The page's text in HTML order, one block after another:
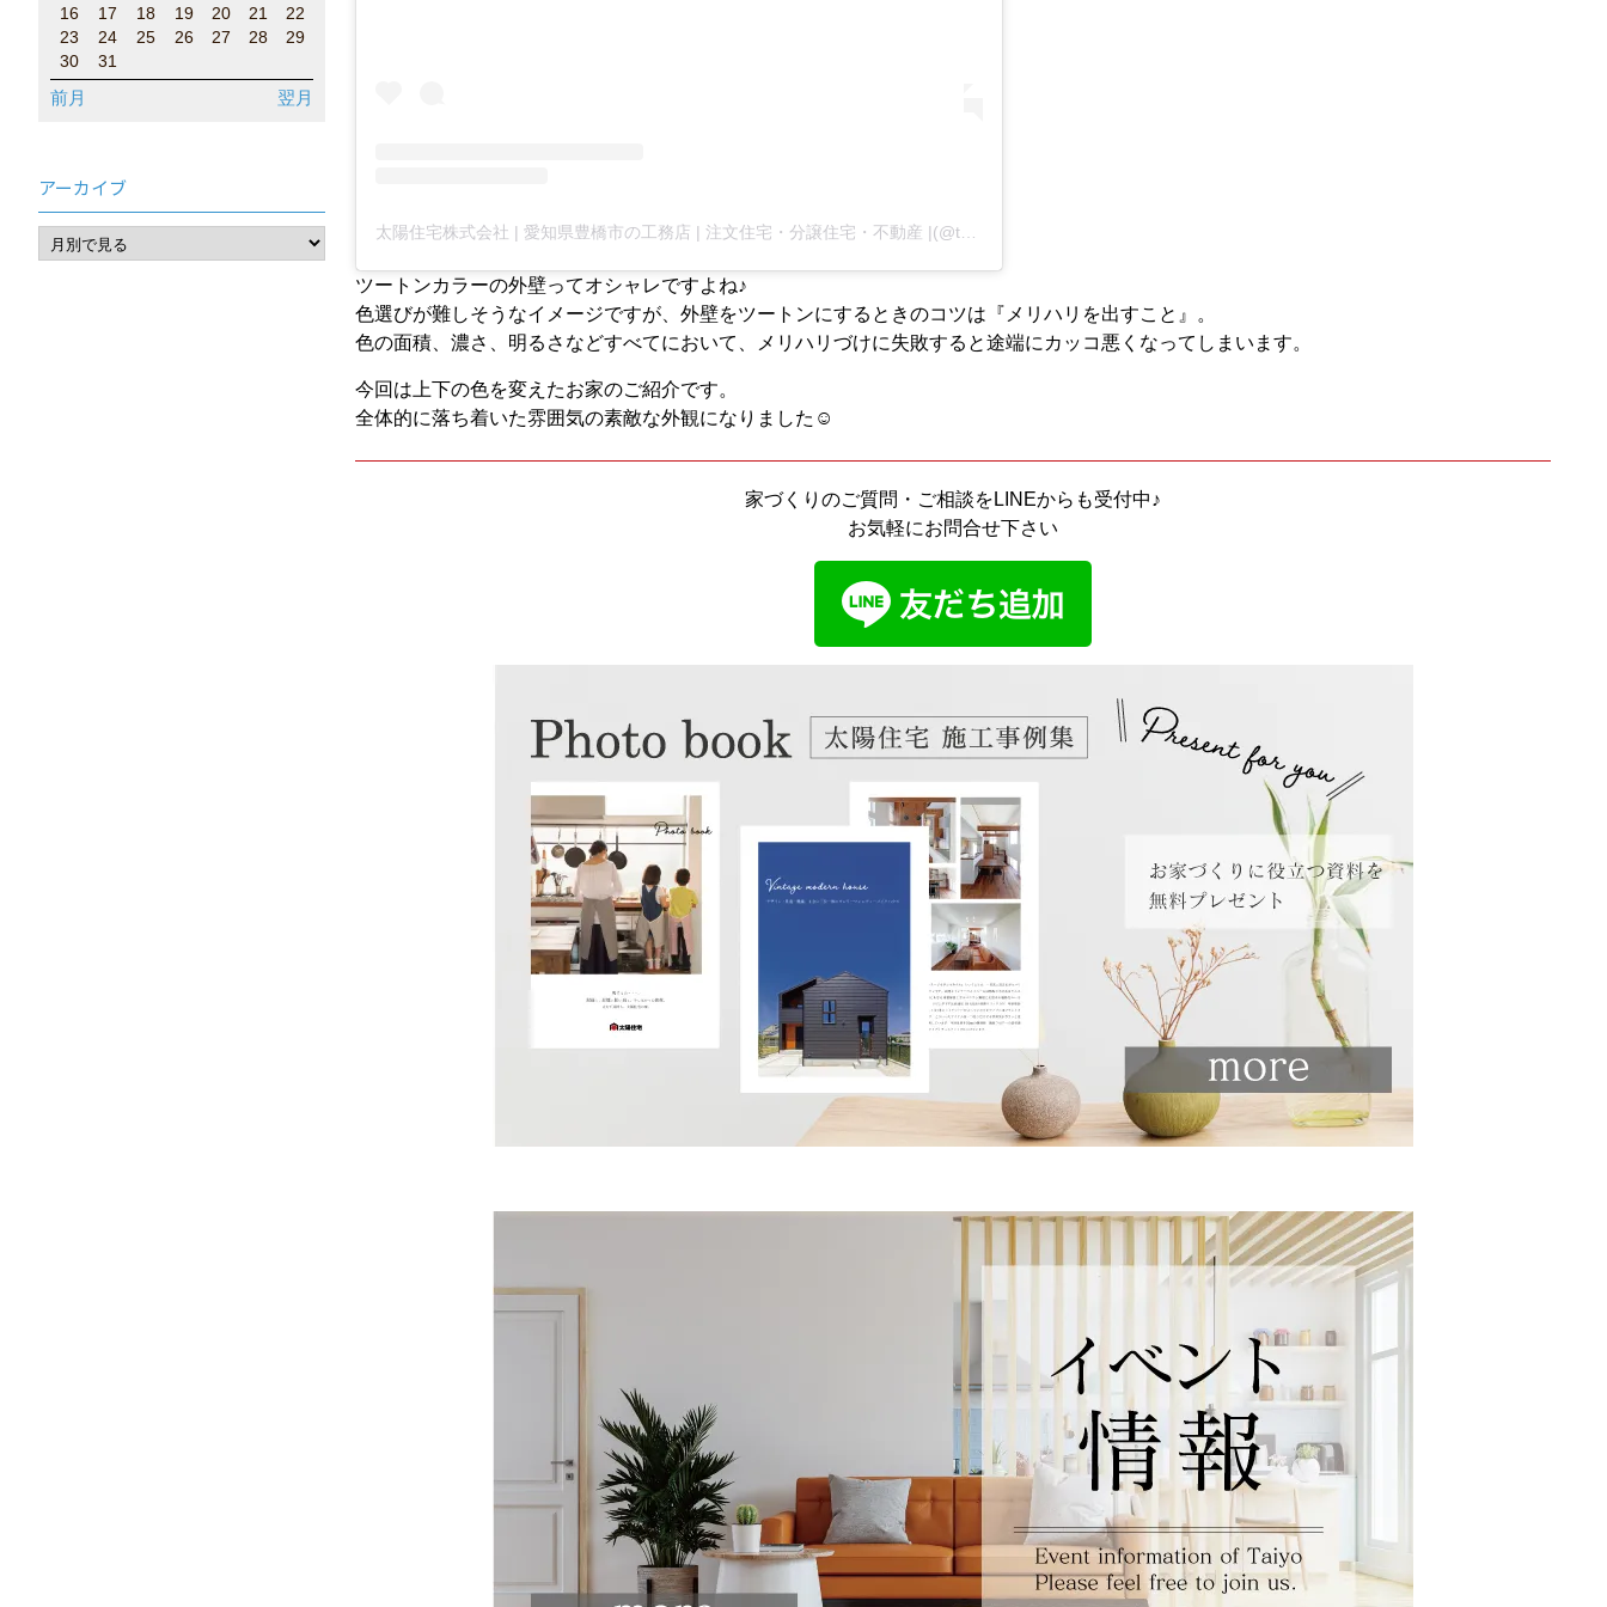
ツートンカラーの外壁ってオシャレですよね♪
色選びが難しそうなイメージですが、外壁をツートンにするときのコツは『メリハリを出すこと』。
色の面積、濃さ、明るさなどすべてにおいて、メリハリづけに失敗すると途端にカッコ悪くなってしまいます。
今回は上下の色を変えたお家のご紹介です。
全体的に落ち着いた雰囲気の素敵な外観になりました☺︎
家づくりのご質問・ご相談をLINEからも受付中♪
お気軽にお問合せ下さい
16
17 18 19 20 21
22
23
24 25 26 27 28
29
30
31
前月 翌月
アーカイブ